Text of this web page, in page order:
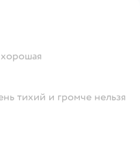
тихий и громче нельзя